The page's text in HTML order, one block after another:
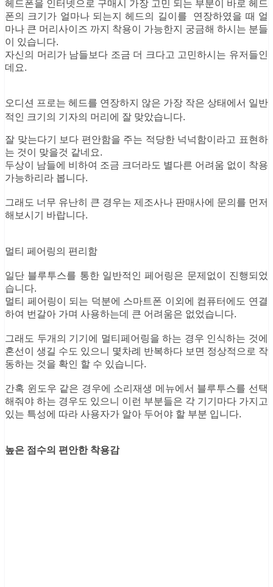
헤드폰을 인터넷으로 구매시 가장 고민 되는 부분이 바로 헤드
폰의 크기가 얼마나 되는지 헤드의 길이를 연장하였을 때 얼
마나 큰 머리사이즈 까지 착용이 가능한지 궁금해 하시는 분들
이 있습니다.
자신의 머리가 남들보다 조금 더 크다고 고민하시는 유저들인
데요.
오디션 프로는 헤드를 연장하지 않은 가장 작은 상태에서 일반
적인 크기의 기자의 머리에 잘 맞았습니다.
잘 맞는다기 보다 편안함을 주는 적당한 넉넉함이라고 표현하
는 것이 맞을것 같네요.
두상이 남들에 비하여 조금 크더라도 별다른 어려움 없이 착용
가능하리라 봅니다.
그래도 너무 유난히 큰 경우는 제조사나 판매사에 문의를 먼저
해보시기 바랍니다.
멀티 페어링의 편리함
일단 블루투스를 통한 일반적인 페어링은 문제없이 진행되었
습니다.
멀티 페어링이 되는 덕분에 스마트폰 이외에 컴퓨터에도 연결
하여 번갈아 가며 사용하는데 큰 어려움은 없었습니다.
그래도 두개의 기기에 멀티페어링을 하는 경우 인식하는 것에
혼선이 생길 수도 있으니 몇차례 반복하다 보면 정상적으로 작
동하는 것을 확인 할 수 있습니다.
간혹 윈도우 같은 경우에 소리재생 메뉴에서 블루투스를 선택
해줘야 하는 경우도 있으니 이런 부분들은 각 기기마다 가지고
있는 특성에 따라 사용자가 알아 두어야 할 부분 입니다.
높은 점수의 편안한 착용감